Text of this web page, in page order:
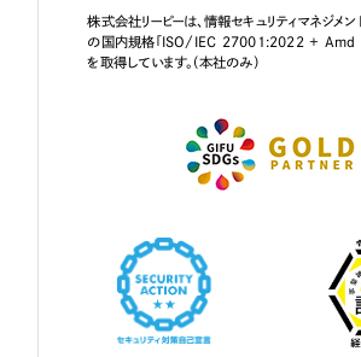
株式会社リーピーは、情報セキュリティマネジメン
の国内規格「ISO/IEC 27001:2022 + Amd
を取得しています。（本社のみ）